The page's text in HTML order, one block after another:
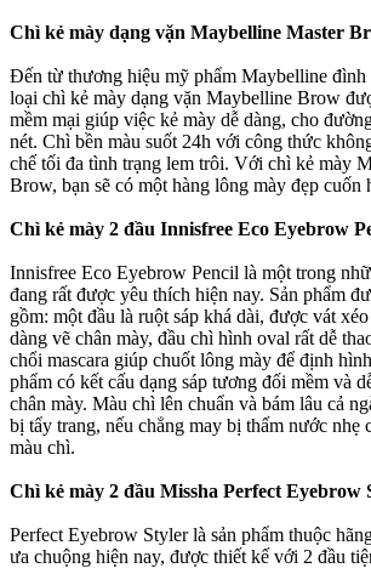
Chì kẻ mày dạng vặn Maybelline Master
Đến từ thương hiệu mỹ phẩm Maybelline đình
loại chì kẻ mày dạng vặn Maybelline Brow
mềm mại giúp việc kẻ mày dễ dàng, cho
nét. Chì bền màu suốt 24h với công thức
chế tối đa tình trạng lem trôi. Với chì kẻ mày
Brow, bạn sẽ có một hàng lông mày đẹp cuốn
Chì kẻ mày 2 đầu Innisfree Eco Eyebrow
Innisfree Eco Eyebrow Pencil là một trong
đang rất được yêu thích hiện nay. Sản phẩm
gồm: một đầu là ruột sáp khá dài, được vát
dàng vẽ chân mày, đầu chì hình oval rất dễ
chổi mascara giúp chuốt lông mày để định
phẩm có kết cấu dạng sáp tương đối mềm và
chân mày. Màu chì lên chuẩn và bám lâu cả
bị tẩy trang, nếu chẳng may bị thấm nước nhẹ
màu chì.
Chì kẻ mày 2 đầu Missha Perfect Eyebrow
Perfect Eyebrow Styler là sản phẩm thuộc
ưa chuộng hiện nay, được thiết kế với 2 đầu